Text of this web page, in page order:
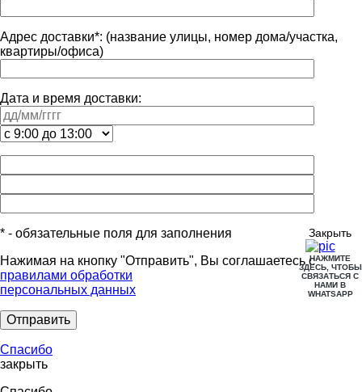
Адрес доставки*: (название улицы, номер дома/участка,
квартиры/офиса)
Дата и время доставки:
* - обязательные поля для заполнения
Нажимая на кнопку "Отправить", Вы соглашаетесь с
правилами обработки
персональных данных
Спасибо
закрыть
Закрыть
НАЖМИТЕ
ЗДЕСЬ, ЧТОБЫ
СВЯЗАТЬСЯ С
НАМИ В
WHATSAPP